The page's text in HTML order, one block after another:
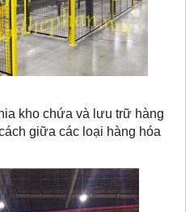
kho chứa và lưu trữ hàng
giữa các loại hàng hóa